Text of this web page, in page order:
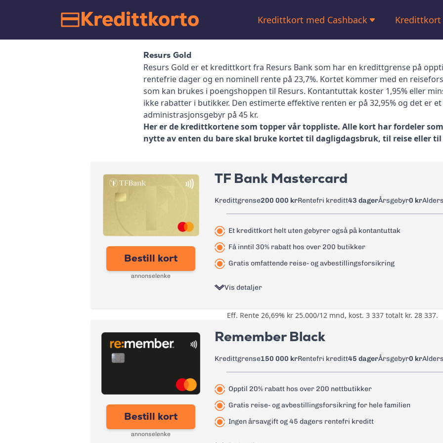
Kredittkorto
Kredittkort med Cashback
Kredittkort med bonus
Kredittkort med høy kredittgrense
Kredittkort
Bensinkort
Kredittkort
Kredittkort
Kredittkort
Kredittkort
Resurs Gold
Resurs Gold er et kredittkort fra Resurs Bank som har en kredittgrense på
rentefrie dager og en nominell rente på 23,7%. Kortet kommer med en
som kan brukes i poengshoppen til Resurs. Kontantuttak koster 1,95% eller
ikke rabatter i butikker. Den estimerte effektive renten er på 32,95% og det er
administrasjonsgebyr på 45 kr.
Her er de kredittkortene som topper vår toppliste. Alle kort har fordeler
nytte av enten du bare skal bruke kortet til dagligdagsbruk, til reise eller
TF Bank Mastercard
Kredittgrense200 000 krRentefri kreditt43 dagerÅrsgebyr0 kr
Bestill kort
annonselenke
Et kredittkort helt uten gebyrer også på kontantuttak
Få inntil 30% rabatt hos over 200 butikker
Gratis omfattende reise- og avbestillingsforsikring
Vis detaljer
Opptil 30% rabatt hos over 200
Spisesteder, Nettbutikker,
Forsikring: Reise- og avbestillingsforsikring
0 kr
Rente: 22,65%
Effektiv rente: 26,79%
Kontantuttak i minibank:
Eff. Rente 26,69% kr 25.000/12 mnd, kost. 3 337 totalt kr. 28 337.
Remember Black
Kredittgrense150 000 krRentefri kreditt45 dagerÅrsgebyr0 kr
Bestill kort
annonselenke
Opptil 20% rabatt hos over 200 nettbutikker
Gratis reise- og avbestillingsforsikring for hele familien
Ingen årsavgift og 45 dagers rentefri kreditt